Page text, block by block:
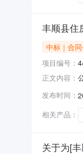
丰顺县住
中标｜合
项目编号：
正文内容：
发布时间：
相关产品：
关于为[